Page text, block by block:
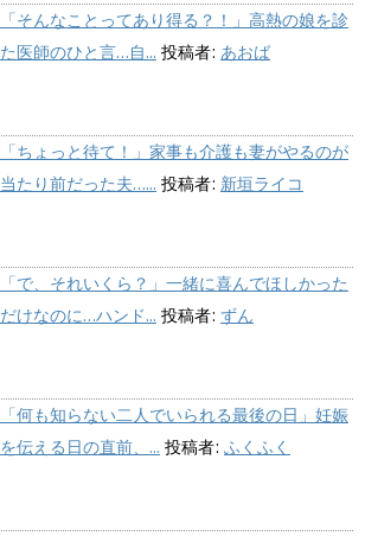
「そんなことってあり得る？！」高熱の娘を診
た医師のひと言…自... 投稿者: あおば
「ちょっと待て！」家事も介護も妻がやるのが
当たり前だった夫…... 投稿者: 新垣ライコ
「で、それいくら？」一緒に喜んでほしかった
だけなのに…ハンド... 投稿者: ずん
「何も知らない二人でいられる最後の日」妊娠
を伝える日の直前、... 投稿者: ふくふく